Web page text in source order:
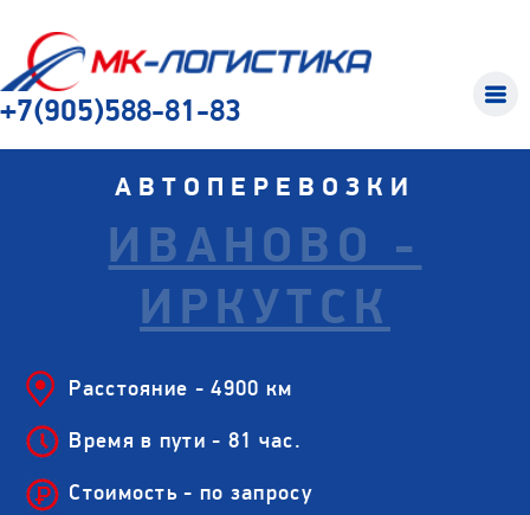
+7(905)588-81-83
АВТОПЕРЕВОЗКИ
ИВАНОВО -
ИРКУТСК
Расстояние - 4900 км
Время в пути - 81 час.
Стоимость - по запросу